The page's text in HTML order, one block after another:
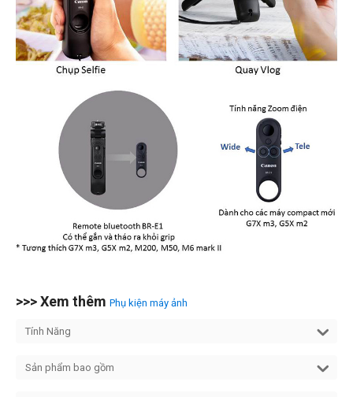
>>> Xem thêm Phụ kiện máy ảnh
Tính Năng
Sản phẩm bao gồm